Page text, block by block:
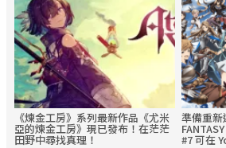
《煉金工房》系列最新作品《尤米
亞的煉金工房》現已發布！在茫茫
田野中尋找真理！
準備重新
#7 可在